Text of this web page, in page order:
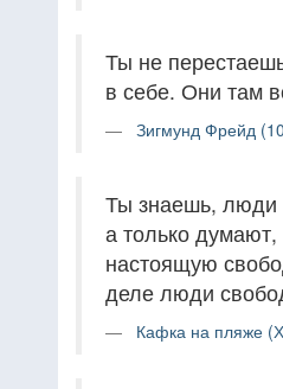
Ты не
в себе. Они там
Зигмунд Фрейд
Ты знаешь, люди
а только
настоящую
деле люди
Кафка на пляже